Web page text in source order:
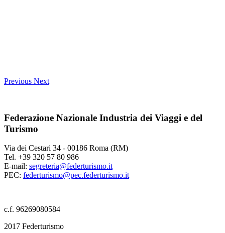
Previous Next
Federazione Nazionale Industria dei Viaggi e del
Turismo
Via dei Cestari 34 - 00186 Roma (RM)
Tel. +39 320 57 80 986
E-mail: segreteria@federturismo.it
PEC: federturismo@pec.federturismo.it
c.f. 96269080584
2017 Federturismo